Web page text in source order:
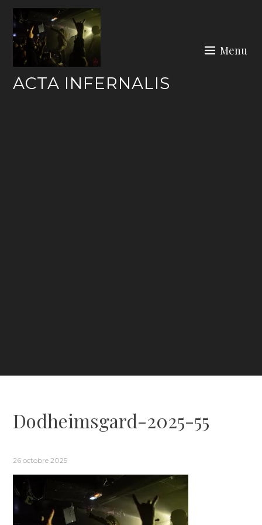
Skip
content
ACTA INFERNALIS
Menu
Dodheimsgard-2025-55
26 octobre 2025